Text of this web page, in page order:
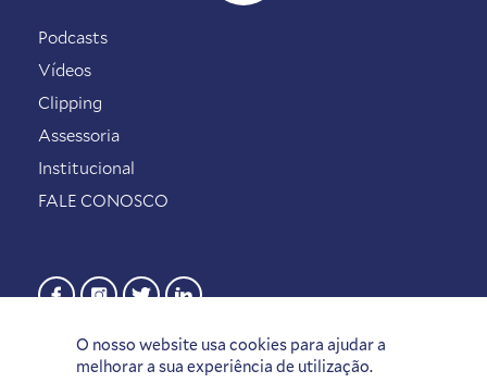
O nosso website usa cookies para ajudar a
melhorar a sua experiência de utilização.
Podcasts
Vídeos
Clipping
Assessoria
Institucional
FALE CONOSCO